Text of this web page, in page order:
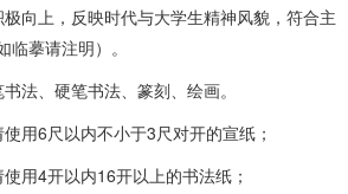
向上，反映时代与大学生精神风貌，符合主
摹请注明）。
法、硬笔书法、篆刻、绘画。
使用6尺以内不小于3尺对开的宣纸；
使用4开以内16开以上的书法纸；